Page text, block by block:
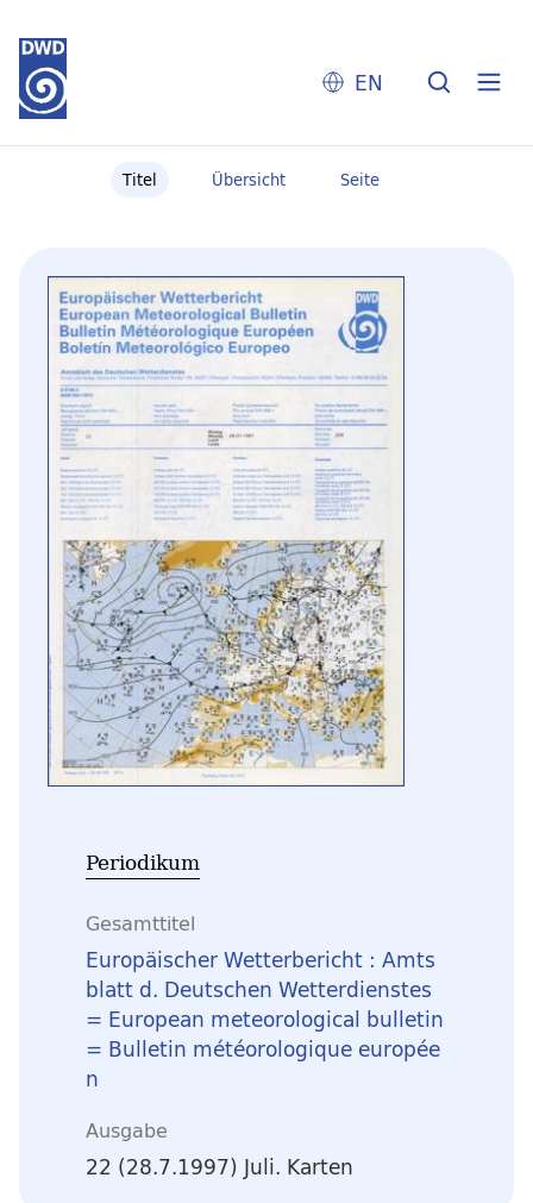
EN
Titel Übersicht Seite
Periodikum
Gesamttitel
Europäischer Wetterbericht : Amts
blatt d. Deutschen Wetterdienstes
= European meteorological bulletin
= Bulletin météorologique europée
n
Ausgabe
22 (28.7.1997) Juli. Karten